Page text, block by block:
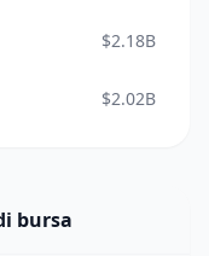
$2.18B
$2.02B
bursa